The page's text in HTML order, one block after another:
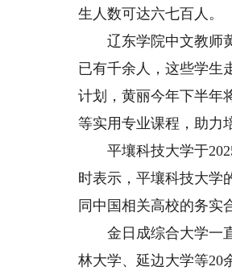
生人数可达六七百人。
辽东学院中文教师黄
已有千余人，这些学生
计划，黄丽今年下半年
等实用专业课程，助力
平壤科技大学于2025
时表示，平壤科技大学
同中国相关高校的务实
金日成综合大学一直
林大学、延边大学等20